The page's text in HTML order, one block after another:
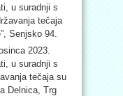
u suradnji s
tečaja
Senjsko 94.
2023.
u suradnji s
tečaja su
Delnica, Trg